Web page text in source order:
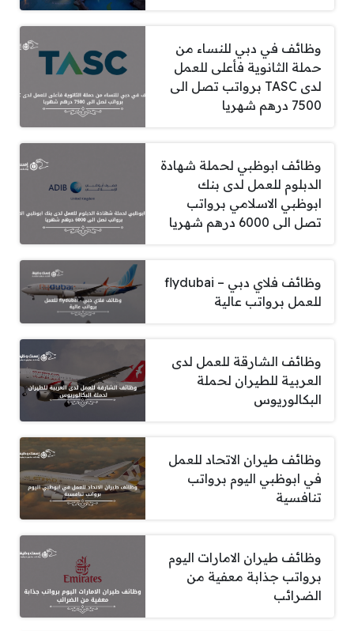
وظائف في دبي للنساء من
حملة الثانوية فأعلى للعمل
لدى TASC برواتب تصل الى
7500 درهم شهريا
وظائف ابوظبي لحملة شهادة
الدبلوم للعمل لدى بنك
ابوظبي الاسلامي برواتب
تصل الى 6000 درهم شهريا
وظائف فلاي دبي – flydubai
للعمل برواتب عالية
وظائف الشارقة للعمل لدى
العربية للطيران لحملة
البكالوريوس
وظائف طيران الاتحاد للعمل
في ابوظبي اليوم برواتب
تنافسية
وظائف طيران الامارات اليوم
برواتب جذابة معفية من
الضرائب